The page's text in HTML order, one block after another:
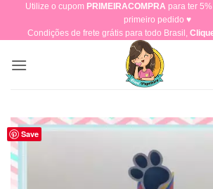
content
Utilize o cupom PRIMEIRACOMPRA para ter
primeiro pedido ♥​
Condições de frete grátis para todo Brasil,
Save